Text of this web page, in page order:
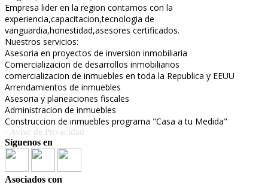
Empresa lider en la region contamos con la
experiencia,capacitacion,tecnologia de
vanguardia,honestidad,asesores certificados.
Nuestros servicios:
Asesoria en proyectos de inversion inmobiliaria
Comercializacion de desarrollos inmobiliarios
comercializacion de inmuebles en toda la Republica y EEUU
Arrendamientos de inmuebles
Asesoria y planeaciones fiscales
Administracion de inmuebles
Construccion de inmuebles programa "Casa a tu Medida"
· Aviso de Privacidad
Síguenos en
Asociados con